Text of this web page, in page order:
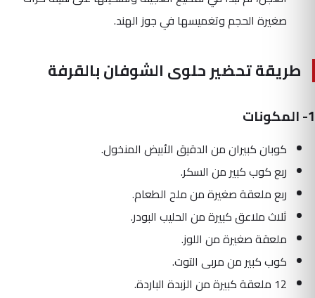
صغيرة الحجم وتغميسها في جوز الهند.
طريقة تحضير حلوى الشوفان بالقرفة
1- المكونات
كوبان كبيران من الدقيق الأبيض المنخول.
ربع كوب كبير من السكر.
ربع ملعقة صغيرة من ملح الطعام.
ثلاث ملاعق كبيرة من الحليب البودر.
ملعقة صغيرة من اللوز.
كوب كبير من مربى التوت.
12 ملعقة كبيرة من الزبدة الباردة.